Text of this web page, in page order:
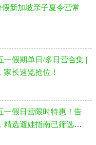
新加坡亲子夏令营常
一假期单日/多日营合集 |
长速览抢位！
一假日营限时特惠！告
精选遛娃指南已筛选完